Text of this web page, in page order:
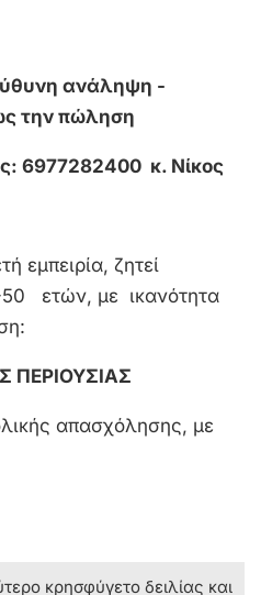
ανάληψη -
την πώληση
6977282400 κ. Νίκος
εμπειρία, ζητεί
50 ετών, με ικανότητα
ΠΕΡΙΟΥΣΙΑΣ
απασχόλησης, με
κρησφύγετο δειλίας και